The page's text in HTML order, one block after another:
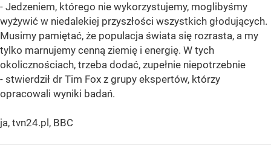
- Jedzeniem, którego nie wykorzystujemy, moglibyśmy
wyżywić w niedalekiej przyszłości wszystkich głodujących.
Musimy pamiętać, że populacja świata się rozrasta, a my
tylko marnujemy cenną ziemię i energię. W tych
okolicznościach, trzeba dodać, zupełnie niepotrzebnie
- stwierdził dr Tim Fox z grupy ekspertów, którzy
opracowali wyniki badań.
ja, tvn24.pl, BBC